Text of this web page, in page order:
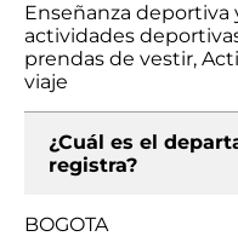
Enseñanza deportiva
actividades
prendas de vestir,
viaje
¿Cuál es el
registra?
BOGOTA